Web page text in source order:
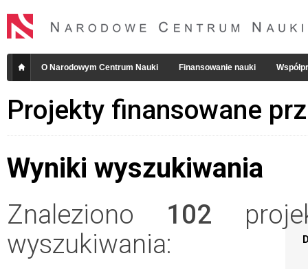
O Narodowym Centrum Nauki Finansowanie nauki
Projekty finansowane
Wyniki wyszukiwania
Znaleziono 102
wyszukiwania: